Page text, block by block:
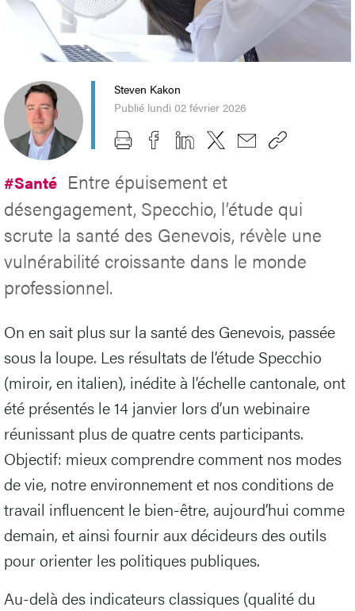
Steven Kakon
Publié lundi 02 février 2026
#Santé Entre épuisement et
désengagement, Specchio, l’étude qui
scrute la santé des Genevois, révèle une
vulnérabilité croissante dans le monde
professionnel.
On en sait plus sur la santé des Genevois, passée
sous la loupe. Les résultats de l’étude Specchio
(miroir, en italien), inédite à l’échelle cantonale, ont
été présentés le 14 janvier lors d’un webinaire
réunissant plus de quatre cents participants.
Objectif: mieux comprendre comment nos modes
de vie, notre environnement et nos conditions de
travail influencent le bien-être, aujourd’hui comme
demain, et ainsi fournir aux décideurs des outils
pour orienter les politiques publiques.
Au-delà des indicateurs classiques (qualité du